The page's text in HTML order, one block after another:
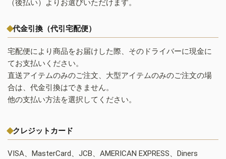
（後払い）よりお選びいただけます。
代金引換（代引宅配便）
宅配便により商品をお届けした際、そのドライバーに現金に
てお支払いください。
直送アイテムのみのご注文、大型アイテムのみのご注文の場
合は、代金引換はできません。
他の支払い方法を選択してください。
クレジットカード
VISA、MasterCard、JCB、AMERICAN EXPRESS、Diners